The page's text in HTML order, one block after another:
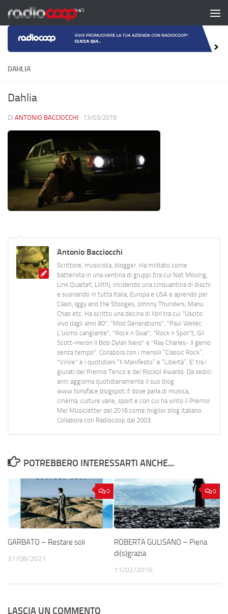
Salta al contenuto
DAHLIA
Dahlia
DI ANTONIO BACCIOCCHI · 13/03/2019
Antonio Bacciocchi
Scrittore, musicista, blogger. Ha militato come
batterista in una ventina di gruppi (tra cui Not Moving,
Link Quartet, Lilith), incidendo una cinquantina di dischi
e suonando in tutta Italia, Europa e USA e aprendo per
Clash, Iggy and the Stooges, Johnny Thunders, Manu
Chao etc. Ha scritto una decina di libri tra cui "Uscito
vivo dagli anni 80", "Mod Generations", "Paul Weller,
L’uomo cangiante", "Rock n Goal", "Rock n Spor"t, Gil
Scott-Heron Il Bob Dylan Nero" e "Ray Charles- Il genio
senza tempo". Collabora con i mensili “Classic Rock”,
"Vinile" e i quotidiani “Il Manifesto” e “Libertà”. E' tra i
giurati del Premio Tenco e del Rockol Awards. Da sedici
anni aggiorna quotidianamente il suo blog
www.tonyface.blogspot.it dove parla di musica,
cinema, culture varie, sport e con cui ha vinto il Premio
Mei Musicletter del 2016 come miglior blog italiano.
Collabora con Radiocoop dal 2003.
POTREBBERO INTERESSARTI ANCHE...
0
GARBATO – Restare soli
31/08/2021
0
ROBERTA GULISANO – Piena
di(s)grazia
11/02/2016
LASCIA UN COMMENTO